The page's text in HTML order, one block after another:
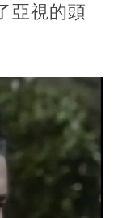
亞視的頭